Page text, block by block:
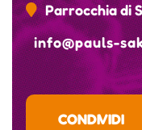
Parrocchia di
info@pauls-
CONDIVIDI